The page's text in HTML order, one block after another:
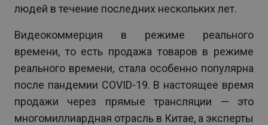
людей в течение последних нескольких лет.
Видеокоммерция в режиме реального
времени, то есть продажа товаров в режиме
реального времени, стала особенно популярна
после пандемии COVID-19. В настоящее время
продажи через прямые трансляции — это
многомиллиардная отрасль в Китае, а эксперты